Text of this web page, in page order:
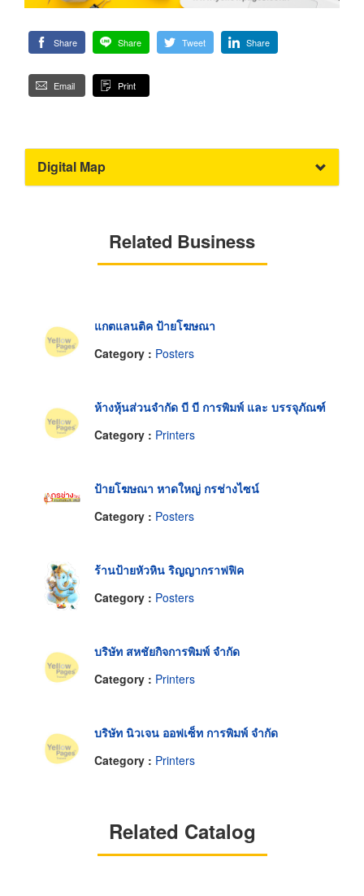
Share Share Tweet Share
Email Print
Digital Map
Related Business
แกตแลนติค ป้ายโฆษณา
Category : Posters
ห้างหุ้นส่วนจำกัด บี บี การพิมพ์ และ บรรจุภัณฑ์
Category : Printers
ป้ายโฆษณา หาดใหญ่ กรช่างไซน์
Category : Posters
ร้านป้ายหัวหิน ริญญากราฟฟิค
Category : Posters
บริษัท สหชัยกิจการพิมพ์ จำกัด
Category : Printers
บริษัท นิวเจน ออฟเซ็ท การพิมพ์ จำกัด
Category : Printers
Related Catalog